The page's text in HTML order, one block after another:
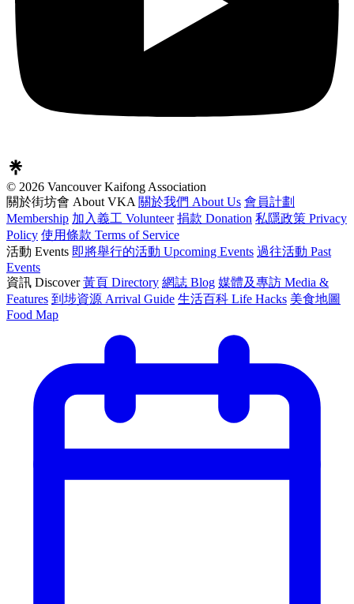
© 2026 Vancouver Kaifong Association
關於街坊會 About VKA 關於我們 About Us 會員計劃
Membership 加入義工 Volunteer 捐款 Donation 私隱政策 Privacy
Policy 使用條款 Terms of Service
活動 Events 即將舉行的活動 Upcoming Events 過往活動 Past
Events
資訊 Discover 黃頁 Directory 網誌 Blog 媒體及專訪 Media &
Features 到埗資源 Arrival Guide 生活百科 Life Hacks 美食地圖
Food Map